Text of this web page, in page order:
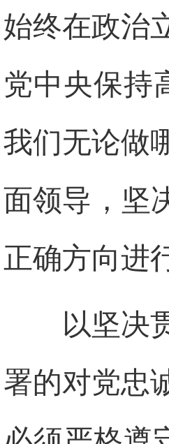
始终在政治
党中央保持
我们无论做
面领导，坚
正确方向进
以坚决
署的对党忠